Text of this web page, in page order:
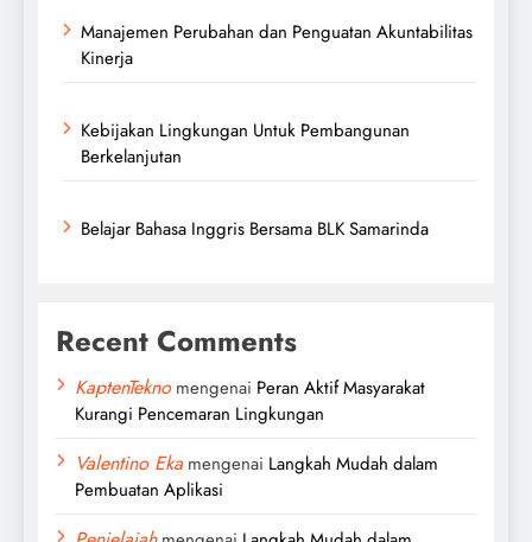
Manajemen Perubahan dan Penguatan Akuntabilitas
Kinerja
Kebijakan Lingkungan Untuk Pembangunan
Berkelanjutan
Belajar Bahasa Inggris Bersama BLK Samarinda
Recent Comments
KaptenTeknomengenai Peran Aktif Masyarakat
Kurangi Pencemaran Lingkungan
Valentino Eka mengenai Langkah Mudah dalam
Pembuatan Aplikasi